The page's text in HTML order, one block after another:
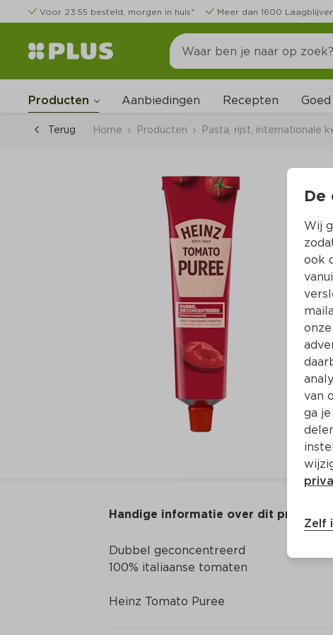
Voor 23:55 besteld, morgen in huis* Meer dan 1600
Producten Aanbiedingen Recepten
Terug Home Producten Pasta, rijst, internationale
Handige informatie over dit product
Dubbel geconcentreerd
100% italiaanse tomaten
Heinz Tomato Puree
De
Wij
ook
van
ga
Zelf